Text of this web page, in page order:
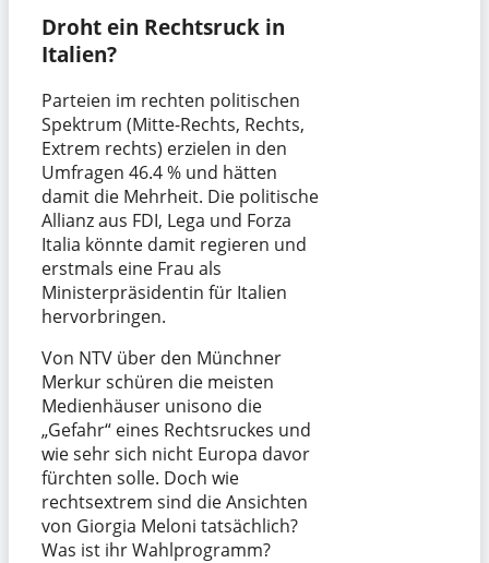
Droht ein Rechtsruck in
Italien?
Parteien im rechten politischen
Spektrum (Mitte-Rechts, Rechts,
Extrem rechts) erzielen in den
Umfragen 46.4 % und hätten
damit die Mehrheit. Die politische
Allianz aus FDI, Lega und Forza
Italia könnte damit regieren und
erstmals eine Frau als
Ministerpräsidentin für Italien
hervorbringen.
Von NTV über den Münchner
Merkur schüren die meisten
Medienhäuser unisono die
„Gefahr“ eines Rechtsruckes und
wie sehr sich nicht Europa davor
fürchten solle. Doch wie
rechtsextrem sind die Ansichten
von Giorgia Meloni tatsächlich?
Was ist ihr Wahlprogramm?